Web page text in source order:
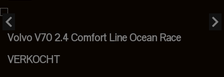
Volvo V70 2.4 Comfort Line Ocean Race
VERKOCHT